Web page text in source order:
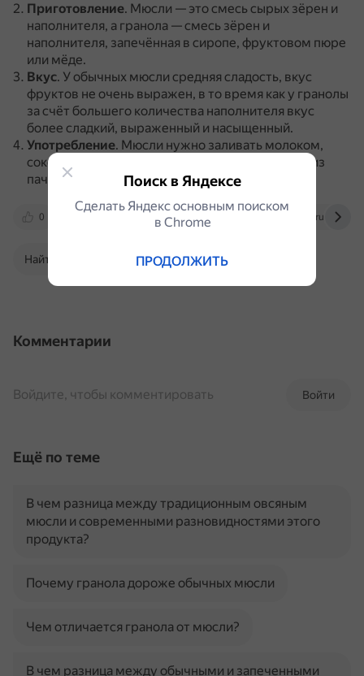
Приготовление. Мюсли — это смесь сырых зёрен и
наполнителя, а гранола — смесь зёрен и
наполнителя, запечённая в сиропе, фруктовом пюре
или мёде.
Вкус. У обычных мюсли средняя сладость, вкус
фруктов не очень выражен, в то время как у гранолы
за счёт большего количества наполнителя вкус
более сладкий, выраженный и насыщенный.
Употребление. Мюсли нужно заливать молоком,
соком, йогуртом, а гранолу можно есть прямо из
пачки, ничем не заливая.
0 vkusvill.ru rg.ru www.mir-krup.ru
Найти в Поиске
Комментарии
Войти
Войдите, чтобы комментировать
Ещё по теме
В чем разница между традиционным овсяным
мюсли и современными разновидностями этого
продукта?
Почему гранола дороже обычных мюсли
Чем отличается гранола от мюсли?
В чем разница между обычными и запеченными
Поиск в Яндексе
Сделать Яндекс основным поиском
в Сhrome
ПРОДОЛЖИТЬ